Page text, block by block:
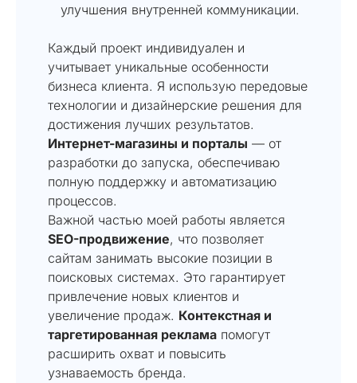
улучшения внутренней коммуникации.
Каждый проект индивидуален и
учитывает уникальные особенности
бизнеса клиента. Я использую передовые
технологии и дизайнерские решения для
достижения лучших результатов.
Интернет-магазины и порталы — от
разработки до запуска, обеспечиваю
полную поддержку и автоматизацию
процессов.
Важной частью моей работы является
SEO-продвижение, что позволяет
сайтам занимать высокие позиции в
поисковых системах. Это гарантирует
привлечение новых клиентов и
увеличение продаж. Контекстная и
таргетированная реклама помогут
расширить охват и повысить
узнаваемость бренда.